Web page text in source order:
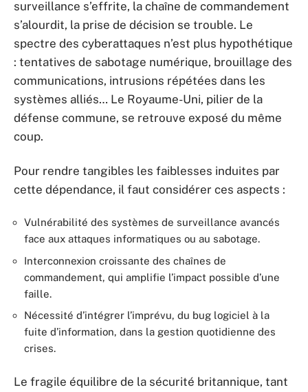
surveillance s’effrite, la chaîne de commandement
s’alourdit, la prise de décision se trouble. Le
spectre des cyberattaques n’est plus hypothétique
: tentatives de sabotage numérique, brouillage des
communications, intrusions répétées dans les
systèmes alliés… Le Royaume-Uni, pilier de la
défense commune, se retrouve exposé du même
coup.
Pour rendre tangibles les faiblesses induites par
cette dépendance, il faut considérer ces aspects :
Vulnérabilité des systèmes de surveillance avancés
face aux attaques informatiques ou au sabotage.
Interconnexion croissante des chaînes de
commandement, qui amplifie l’impact possible d’une
faille.
Nécessité d’intégrer l’imprévu, du bug logiciel à la
fuite d’information, dans la gestion quotidienne des
crises.
Le fragile équilibre de la sécurité britannique, tant